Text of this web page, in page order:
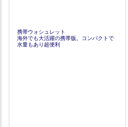
携帯ウォシュレット
海外でも大活躍の携帯版。コンパクトで
水量もあり超便利